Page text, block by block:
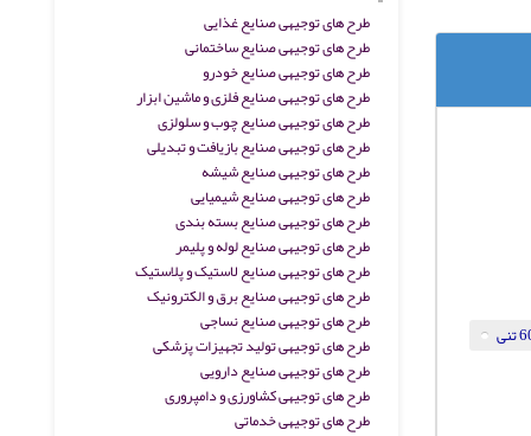
طرح های توجیهی صنایع غذایی
طرح های توجیهی صنایع ساختمانی
طرح های توجیهی صنایع خودرو
طرح های توجیهی صنایع فلزی و ماشین ابزار
طرح های توجیهی صنایع چوب و سلولزی
طرح های توجیهی صنایع بازیافت و تبدیلی
طرح های توجیهی صنایع شیشه
طرح های توجیهی صنایع شیمیایی
طرح های توجیهی صنایع بسته بندی
طرح های توجیهی صنایع لوله و پلیمر
طرح های توجیهی صنایع لاستیک و پلاستیک
طرح های توجیهی صنایع برق و الکترونیک
طرح های توجیهی صنایع نساجی
طرح های توجیهی تولید تجهیزات پزشکی
طرح های توجیهی صنایع دارویی
طرح های توجیهی کشاورزی و دامپروری
طرح های توجیهی خدماتی